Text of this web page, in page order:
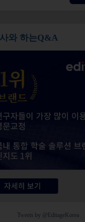
와 하는Q&A
Tweets by @EditageKorea